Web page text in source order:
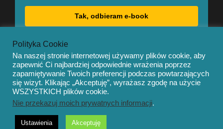
Tak, odbieram e-book
© Copyright 2020 – Mentor by OceanThemes
Polityka Cookie
Na naszej stronie internetowej używamy plików cookie, aby
zapewnić Ci najbardziej odpowiednie wrażenia poprzez
zapamiętywanie Twoich preferencji podczas powtarzających
się wizyt. Klikając „Akceptuję”, wyrażasz zgodę na użycie
WSZYSTKICH plików cookie.
Nie przekazuj moich prywatnych informacji.
Ustawienia Akceptuję